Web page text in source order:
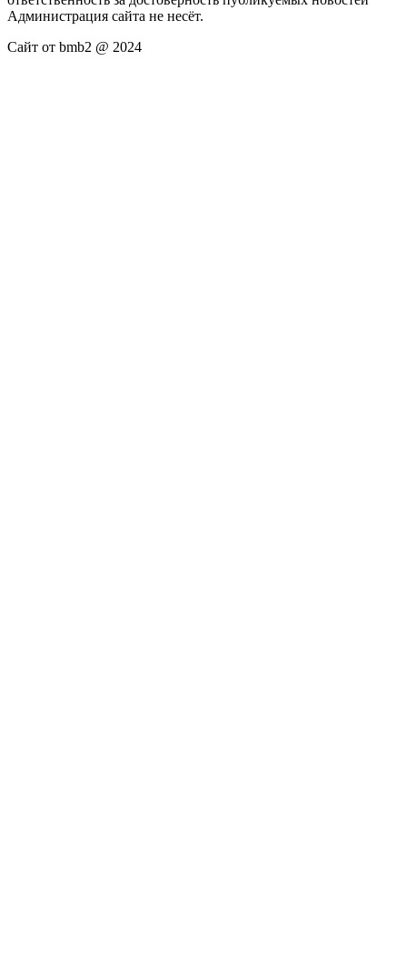
Администрация сайта не несёт.
Сайт от bmb2 @ 2024